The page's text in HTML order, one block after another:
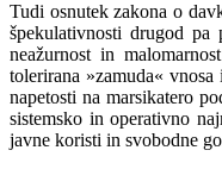
Tudi osnutek zakona o
špekulativnosti drugod pa
neažurnost in
tolerirana »zamuda«
napetosti na marsikatero
sistemsko in operativno
javne koristi in svobodne